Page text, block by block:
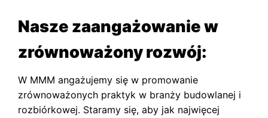
Nasze zaangażowanie w
zrównoważony rozwój:
W MMM angażujemy się w promowanie
zrównoważonych praktyk w branży budowlanej i
rozbiórkowej. Staramy się, aby jak najwięcej